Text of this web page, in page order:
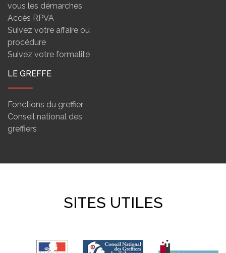
vous les démarches
Accès RPVA
Suivez votre affaire ou
procédure
Suivez votre formalité
LE GREFFE
Fonctions du greffier
Conseil national des
greffiers
SITES UTILES